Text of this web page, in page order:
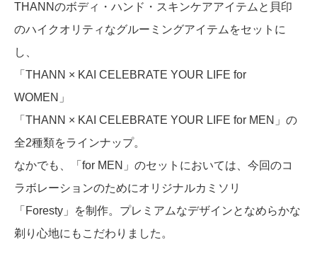
THANNのボディ・ハンド・スキンケアアイテムと貝印
のハイクオリティなグルーミングアイテムをセットに
し、
「THANN × KAI CELEBRATE YOUR LIFE for
WOMEN」
「THANN × KAI CELEBRATE YOUR LIFE for MEN」の
全2種類をラインナップ。
なかでも、「for MEN」のセットにおいては、今回のコ
ラボレーションのためにオリジナルカミソリ
「Foresty」を制作。プレミアムなデザインとなめらかな
剃り心地にもこだわりました。